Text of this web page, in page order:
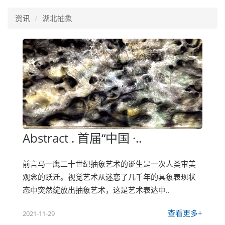
资讯 湖北抽象
Abstract . 首届“中国 ·..
前言马一鹰二十世纪抽象艺术的诞生是一次人类审美
观念的跃迁。视觉艺术从迷恋了几千年的具象表现状
态中突然绽放出抽象艺术，这是艺术表达中..
2021-11-29 查看更多+